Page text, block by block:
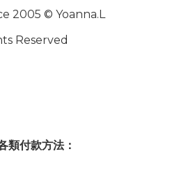
2005 © Yoanna.L
Reserved
類付款方法：